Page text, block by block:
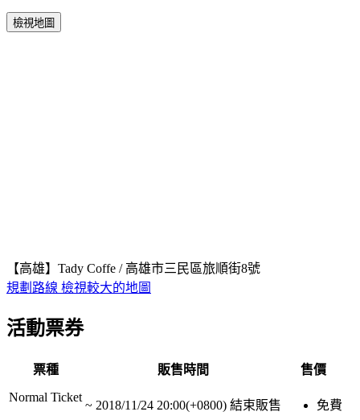
檢視地圖
【高雄】Tady Coffe / 高雄市三民區旅順街8號
規劃路線 檢視較大的地圖
活動票券
票種 販售時間
售價
Normal Ticket
~ 2018/11/24 20:00(+0800) 結束販售 免費